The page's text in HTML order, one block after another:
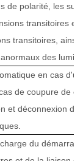
de polarité, les
transitoires et
transitoires, ainsi
des
en cas
de coupure de
et déconnexion de
du